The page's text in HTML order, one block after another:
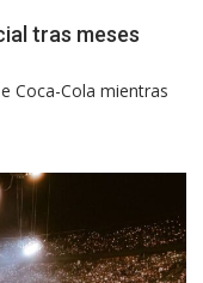
tras meses
Coca-Cola mientras